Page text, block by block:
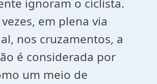
ignoram o ciclista.
em plena via
nos cruzamentos, a
é considerada por
um meio de